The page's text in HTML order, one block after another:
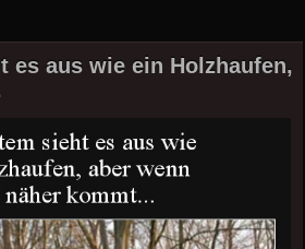
es aus wie ein Holzhaufen,